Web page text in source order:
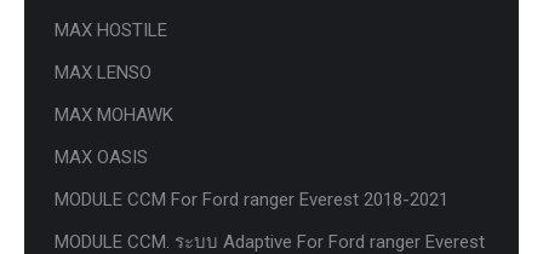
MAX HOSTILE
MAX LENSO
MAX MOHAWK
MAX OASIS
MODULE CCM For Ford ranger Everest 2018-2021
MODULE CCM. ระบบ Adaptive For Ford ranger Everest